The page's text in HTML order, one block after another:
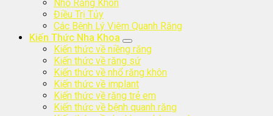
Nhổ Răng Khôn
Điều Trị Tủy
Các Bệnh Lý Viêm Quanh Răng
Kiến Thức Nha Khoa
Kiến thức về niềng răng
Kiến thức về răng sứ
Kiến thức về nhổ răng khôn
Kiến thức về implant
Kiến thức về răng trẻ em
Kiến thức về bệnh quanh răng